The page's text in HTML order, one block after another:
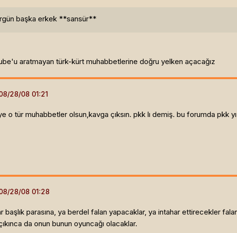
başka erkek **sansür**
aratmayan türk-kürt muhabbetlerine doğru yelken açacağız
tür muhabbetler olsun,kavga çıksın. pkk lı demiş. bu forumda pkk
parasına, ya berdel falan yapacaklar, ya intahar ettirecekler
da onun bunun oyuncağı olacaklar.